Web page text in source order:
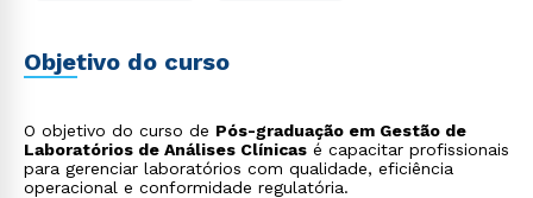
Objetivo do curso
O objetivo do curso de Pós-graduação em Gestão de
Laboratórios de Análises Clínicas é capacitar profissionais
para gerenciar laboratórios com qualidade, eficiência
operacional e conformidade regulatória.